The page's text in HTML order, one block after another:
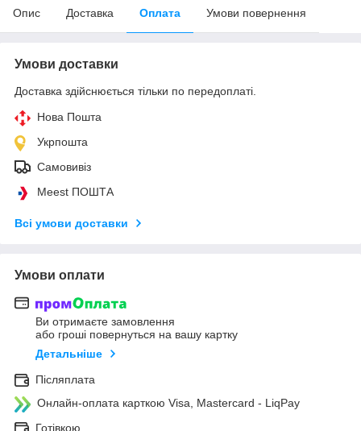
Опис Доставка Оплата Умови повернення
Умови доставки
Доставка здійснюється тільки по передоплаті.
Нова Пошта
Укрпошта
Самовивіз
Meest ПОШТА
Всі умови доставки
Умови оплати
Ви отримаєте замовлення
або гроші повернуться на вашу картку
Детальніше
Післяплата
Онлайн-оплата карткою Visa, Mastercard - LiqPay
Готівкою